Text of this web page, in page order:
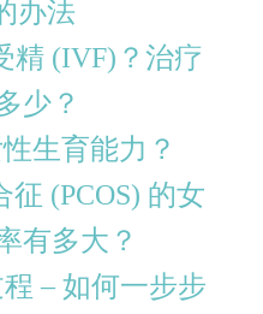
办法
精 (IVF)？治疗
少？
生育能力？
(PCOS) 的女
有多大？
– 如何一步步